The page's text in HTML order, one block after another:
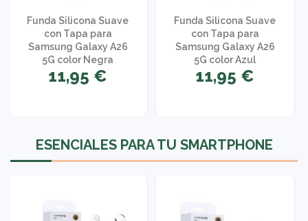
Funda Silicona Suave
con Tapa para
Samsung Galaxy A26
5G color Negra
11,95 €
Funda Silicona Suave
con Tapa para
Samsung Galaxy A26
5G color Azul
11,95 €
ESENCIALES PARA TU SMARTPHONE